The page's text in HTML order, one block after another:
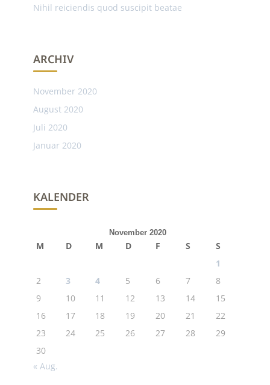
Nihil reiciendis quod suscipit beatae
ARCHIV
November 2020
August 2020
Juli 2020
Januar 2020
KALENDER
November 2020
M D M D F S
S
1
2
3 4 5 6 7
8
9
10 11 12 13 14
15
16
17 18 19 20 21
22
23
24 25 26 27 28
29
30
« Aug.